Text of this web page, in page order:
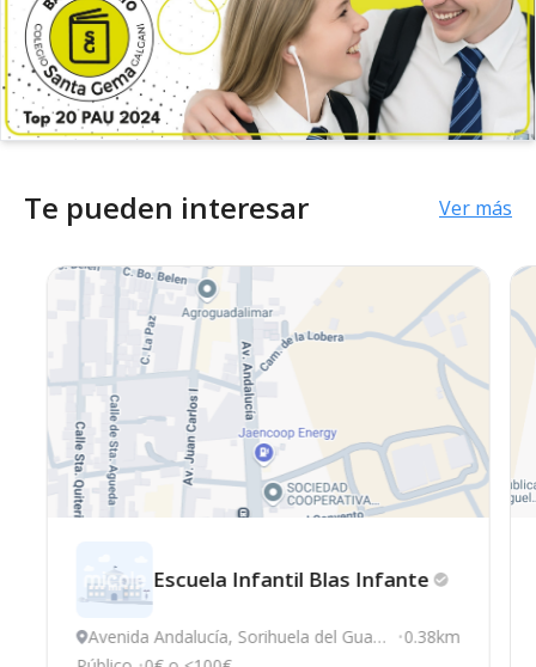
Te pueden interesar Ver más
Escuela Infantil Blas Infante
Avenida Andalucía, Sorihuela del Guad
alimar
0.38km